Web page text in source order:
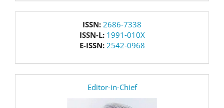
ISSN: 2686-7338
ISSN-L: 1991-010X
E-ISSN: 2542-0968
Editor-in-Chief